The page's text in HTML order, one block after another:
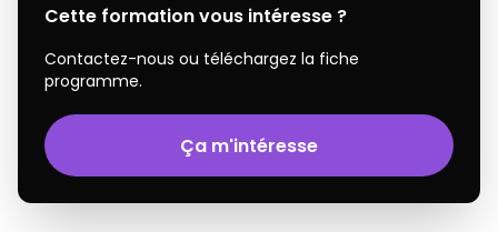
Cette formation vous intéresse ?
Contactez-nous ou téléchargez la fiche
programme.
Ça m'intéresse